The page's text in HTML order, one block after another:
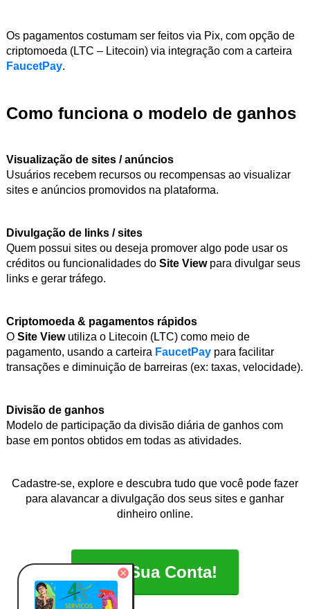
Os pagamentos costumam ser feitos via Pix, com opção de
criptomoeda (LTC – Litecoin) via integração com a carteira
FaucetPay.
Como funciona o modelo de ganhos
Visualização de sites / anúncios
Usuários recebem recursos ou recompensas ao visualizar
sites e anúncios promovidos na plataforma.
Divulgação de links / sites
Quem possui sites ou deseja promover algo pode usar os
créditos ou funcionalidades do Site Viewpara divulgar seus
links e gerar tráfego.
Criptomoeda & pagamentos rápidos
O Site Viewutiliza o Litecoin (LTC) como meio de
pagamento, usando a carteira FaucetPaypara facilitar
transações e diminuição de barreiras (ex: taxas, velocidade).
Divisão de ganhos
Modelo de participação da divisão diária de ganhos com
base em pontos obtidos em todas as atividades.
Cadastre-se, explore e descubra tudo que você pode fazer
para alavancar a divulgação dos seus sites e ganhar
dinheiro online.
Crie Sua Conta!